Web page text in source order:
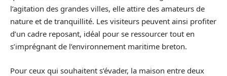
l’agitation des grandes villes, elle attire des amateurs de
nature et de tranquillité. Les visiteurs peuvent ainsi profiter
d’un cadre reposant, idéal pour se ressourcer tout en
s’imprégnant de l’environnement maritime breton.
Pour ceux qui souhaitent s’évader, la maison entre deux